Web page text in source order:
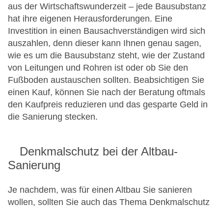
aus der Wirtschaftswunderzeit – jede Bausubstanz
hat ihre eigenen Herausforderungen. Eine
Investition in einen Bausachverständigen wird sich
auszahlen, denn dieser kann Ihnen genau sagen,
wie es um die Bausubstanz steht, wie der Zustand
von Leitungen und Rohren ist oder ob Sie den
Fußboden austauschen sollten. Beabsichtigen Sie
einen Kauf, können Sie nach der Beratung oftmals
den Kaufpreis reduzieren und das gesparte Geld in
die Sanierung stecken.
Denkmalschutz bei der Altbau-
Sanierung
Je nachdem, was für einen Altbau Sie sanieren
wollen, sollten Sie auch das Thema Denkmalschutz